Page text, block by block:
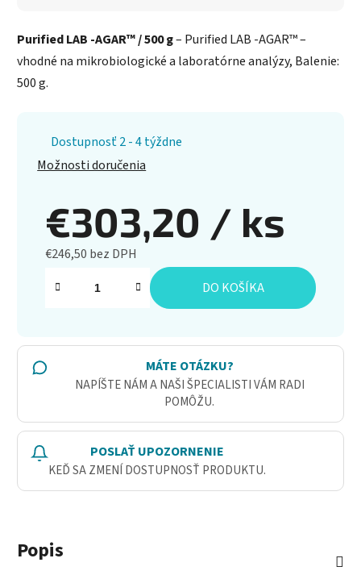
Purified LAB -AGAR™ / 500 g– Purified LAB -AGAR™ –
vhodné na mikrobiologické a laboratórne analýzy, Balenie:
500 g.
Dostupnosť 2 - 4 týždne
Možnosti doručenia
€303,20 / ks
€246,50 bez DPH
Jednotková cena:
DO KOŠÍKA
MÁTE OTÁZKU?
NAPÍŠTE NÁM A NAŠI ŠPECIALISTI VÁM RADI
POMÔŽU.
POSLAŤ UPOZORNENIE
KEĎ SA ZMENÍ DOSTUPNOSŤ PRODUKTU.
Popis